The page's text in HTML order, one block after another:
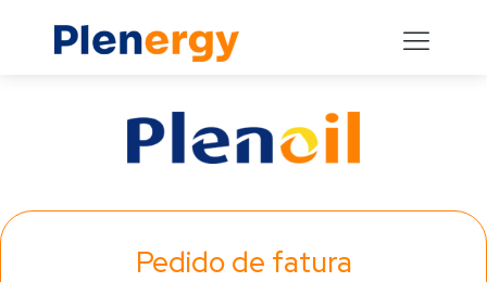
Pedido de fatura